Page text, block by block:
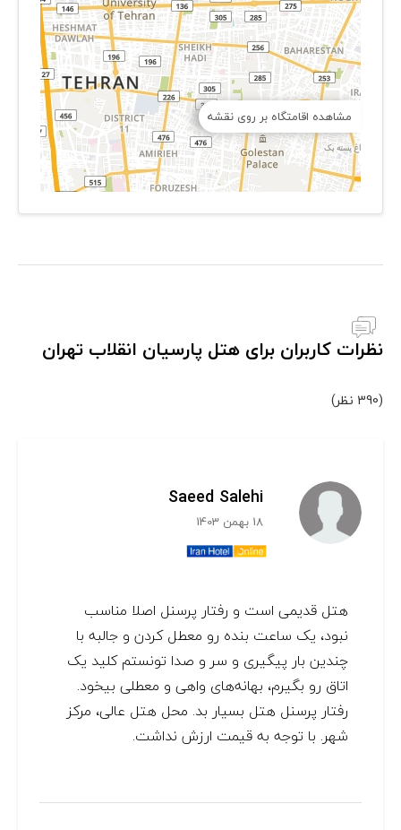
مشاهده اقامتگاه بر روی نقشه
نظرات کاربران برای هتل پارسیان انقلاب تهران
(390 نظر)
Saeed Salehi
18 بهمن 1403
هتل قدیمی است و رفتار پرسنل اصلا مناسب
نبود، یک ساعت بنده رو معطل کردن و جالبه با
چندین بار پیگیری و سر و صدا تونستم کلید یک
اتاق رو بگیرم، بهانه‌های واهی و معطلی بیخود.
رفتار پرسنل هتل بسیار بد. محل هتل عالی، مرکز
شهر. با توجه به قیمت ارزش نداشت.